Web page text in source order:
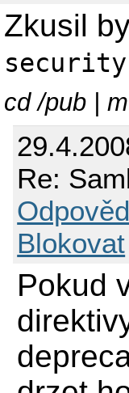
Zkusil
cd /pub |
Re:
Blokovat
Pokud